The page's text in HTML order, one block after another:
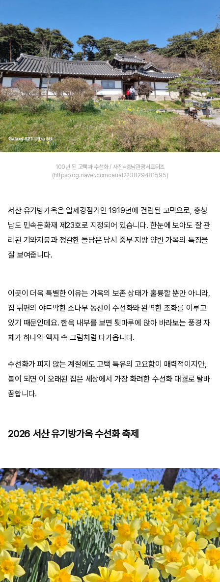
100년 된 고택과 수선화 / 사진=충남관광서포터즈
(httpsblog.naver.comcaual223829481595)
서산 유기방가옥은 일제강점기인 1919년에 건립된 고택으로, 충청
남도 민속문화재 제23호로 지정되어 있습니다. 한눈에 보아도 잘 관
리된 기와지붕과 정갈한 돌담은 당시 중부 지방 양반 가옥의 특징을
잘 보여줍니다.
이곳이 더욱 특별한 이유는 가옥의 보존 상태가 훌륭할 뿐만 아니라,
집 뒤편의 야트막한 소나무 동산이 수선화와 완벽한 조화를 이루고
있기 때문인데요. 한옥 내부를 보면 툇마루에 앉아 바라보는 풍경 자
체가 하나의 액자 속 그림처럼 다가옵니다.
수선화가 피지 않는 계절에도 고택 특유의 고요함이 매력적이지만,
봄이 되면 이 오래된 집은 세상에서 가장 화려한 수선화 대궐로 탈바
꿈합니다.
2026 서산 유기방가옥 수선화 축제